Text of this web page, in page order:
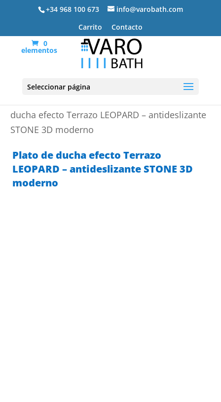
+34 968 100 673
info@varobath.com
Carrito
Contacto
0
elementos
Seleccionar página
ducha efecto Terrazo LEOPARD – antideslizante
STONE 3D moderno
Plato de ducha efecto Terrazo
LEOPARD – antideslizante STONE 3D
moderno